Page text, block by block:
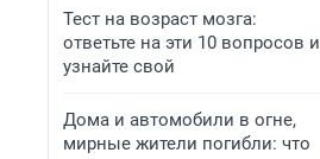
Тест на возраст мозга:
ответьте на эти 10 вопросов и
узнайте свой
Дома и автомобили в огне,
мирные жители погибли: что